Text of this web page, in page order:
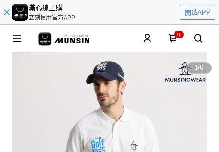
滿心線上購
立刻使用官方APP
開啟APP
0
1/6